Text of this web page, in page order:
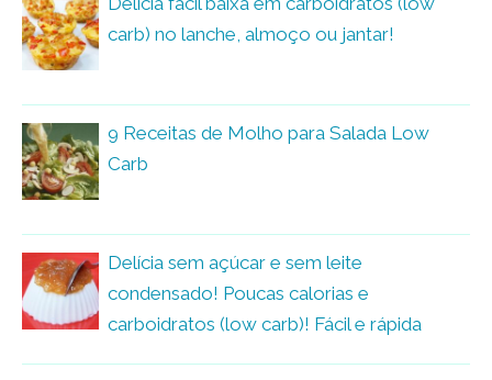
carb) no lanche, almoço ou jantar!
9 Receitas de Molho para Salada Low
Carb
Delícia sem açúcar e sem leite
condensado! Poucas calorias e
carboidratos (low carb)! Fácil e rápida